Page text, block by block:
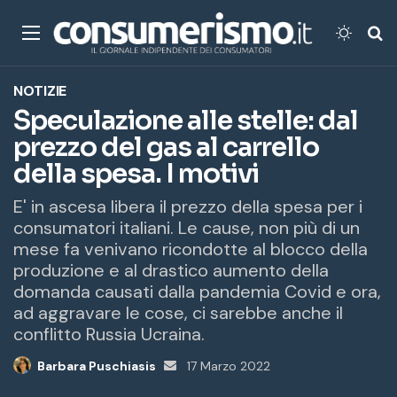
Menu
NOTIZIE
Speculazione alle stelle: dal
prezzo del gas al carrello
della spesa. I motivi
E' in ascesa libera il prezzo della spesa per i
consumatori italiani. Le cause, non più di un
mese fa venivano ricondotte al blocco della
produzione e al drastico aumento della
domanda causati dalla pandemia Covid e ora,
ad aggravare le cose, ci sarebbe anche il
conflitto Russia Ucraina.
Barbara Puschiasis
Invia
17 Marzo 2022